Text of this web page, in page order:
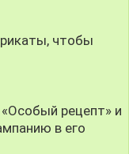
чтобы
рецепт» и
в его